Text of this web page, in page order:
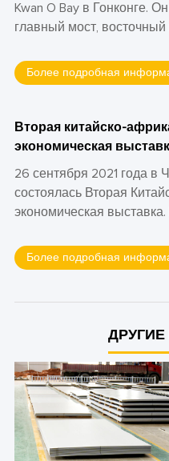
Kwan O Bay в Гонконге.
главный мост,
нержавеющей стали для
Kwan O на двух участках
нержавеющей стали
нержавеющей стали.
Более подробная
Вторая китайско-
экономическая
26 сентября 2021 года в
состоялась Вторая
экономическая
приглашен принять
речью на Форуме
Более подробная